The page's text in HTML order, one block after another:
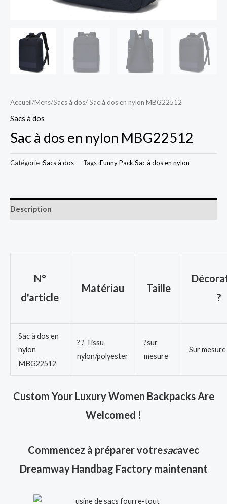
Accueil/Mens/Sacs à dos/ Sac à dos en nylon MBG22512
Sacs à dos
Sac à dos en nylon MBG22512
Catégorie :Sacs à dos Tags :Funny Pack,Sac à dos en nylon
Description
N°
d'article
Matériau Taille
?
Sac à dos en
nylon
MBG22512
? ? Tissu
nylon/polyester
?sur
mesure
Sur mesure
Custom Your Luxury Women Backpacks Are
Welcomed !
Commencez à préparer votresacavec
Dreamway Handbag Factory maintenant